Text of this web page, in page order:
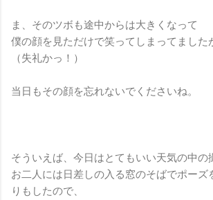
ま、そのツボも途中からは大きくなって
僕の顔を見ただけで笑ってしまってました
（失礼かっ！）
当日もその顔を忘れないでくださいね。
そういえば、今日はとてもいい天気の中の
お二人には日差しの入る窓のそばでポーズ
りもしたので、